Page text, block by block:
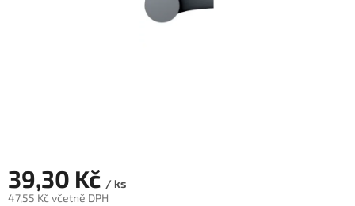
39,30 Kč / ks
47,55 Kč včetně DPH